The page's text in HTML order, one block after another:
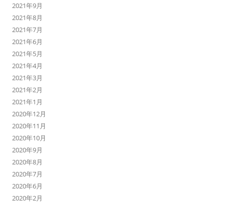
2021年9月
2021年8月
2021年7月
2021年6月
2021年5月
2021年4月
2021年3月
2021年2月
2021年1月
2020年12月
2020年11月
2020年10月
2020年9月
2020年8月
2020年7月
2020年6月
2020年2月